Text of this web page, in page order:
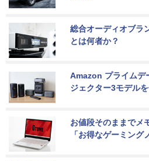
総合オーディオブラ
とは何者か？
Amazon プライムデ
ジェクター3モデル
お値段そのままでメ
「お得なゲーミング